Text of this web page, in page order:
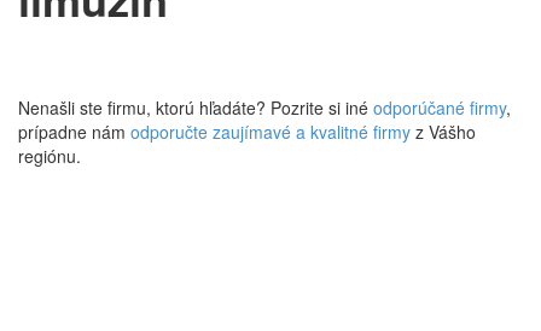
Nenašli ste firmu, ktorú hľadáte? Pozrite si iné odporúčané firmy,
prípadne nám odporučte zaujímavé a kvalitné firmy z Vášho
regiónu.